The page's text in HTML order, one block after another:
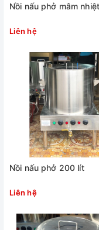
Nồi nấu phở mâm nhiệt
Liên hệ
Nồi nấu phở 200 lít
Liên hệ